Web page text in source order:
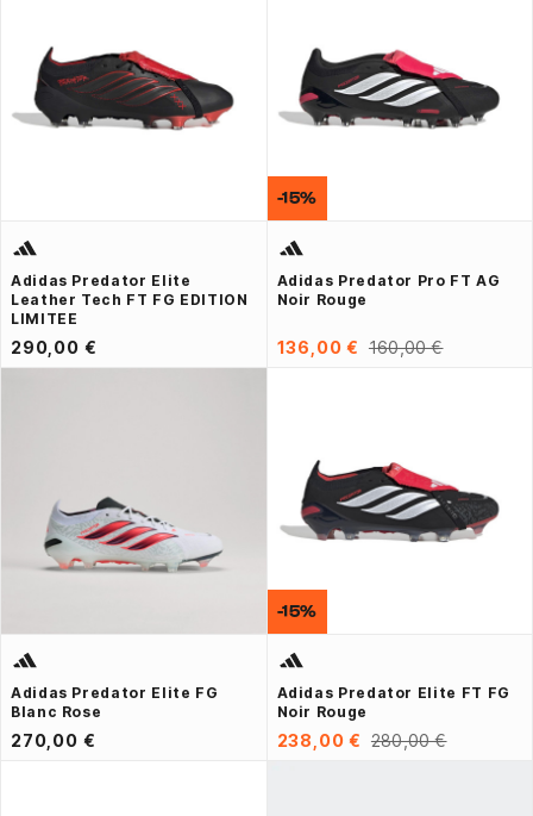
Adidas Predator Elite
Leather Tech FT FG EDITION
LIMITEE
290,00 €
Adidas Predator Pro FT AG
Noir Rouge
136,00 € 160,00 €
-15%
Adidas Predator Elite FG
Blanc Rose
270,00 €
Adidas Predator Elite FT FG
Noir Rouge
238,00 € 280,00 €
-15%